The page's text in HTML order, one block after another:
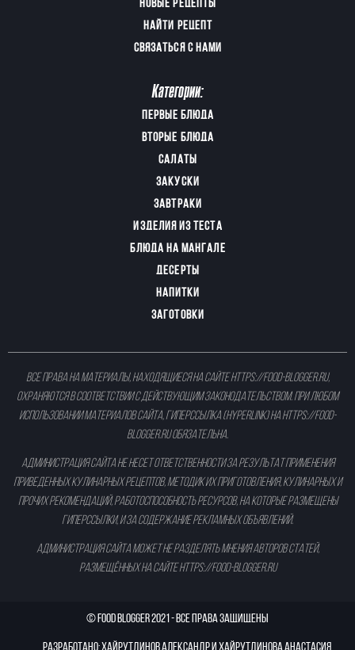
НОВЫЕ РЕЦЕПТЫ
НАЙТИ РЕЦЕПТ
СВЯЗАТЬСЯ С НАМИ
Категории:
ПЕРВЫЕ БЛЮДА
ВТОРЫЕ БЛЮДА
САЛАТЫ
ЗАКУСКИ
ЗАВТРАКИ
ИЗДЕЛИЯ ИЗ ТЕСТА
БЛЮДА НА МАНГАЛЕ
ДЕСЕРТЫ
НАПИТКИ
ЗАГОТОВКИ
Все права на материалы, находящиеся на сайтеhttps://food-blogger.ru,
охраняются в соответствии с действующим законодательством. При любом
использовании материалов сайта, гиперссылка (hyperlink) наhttps://food-
blogger.ruобязательна.
Администрация сайта не несет ответственности за результат применения
приведенных кулинарных рецептов, методик их приготовления, кулинарных и
прочих рекомендаций, работоспособность ресурсов, на которые размещены
гиперссылки, и за содержание рекламных объявлений.
Администрация сайта может не разделять мнения авторов статей,
размещённых на сайтеhttps://food-blogger.ru
©Food Blogger2021 - ВСЕ ПРАВА ЗАЩИЩЕНЫ